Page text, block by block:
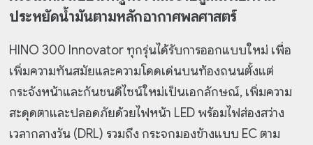
ประหยัดน้ำมันตามหลักอากาศพลศาสตร์
HINO 300 Innovator ทุกรุ่นได้รับการออกแบบใหม่ เพื่อ
เพิ่มความทันสมัยและความโดดเด่นบนท้องถนนตั้งแต่
กระจังหน้าและกันชนดีไซน์ใหม่เป็นเอกลักษณ์, เพิ่มความ
สะดุดตาและปลอดภัยด้วยไฟหน้า LED พร้อมไฟส่องสว่าง
เวลากลางวัน (DRL) รวมถึง กระจกมองข้างแบบ EC ตาม